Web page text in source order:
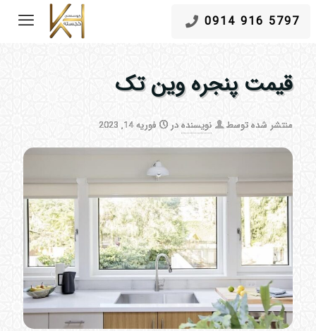
5797 916 0914
قیمت پنجره وین تک
منتشر شده توسط نویسندهدر فوریه 14, 2023